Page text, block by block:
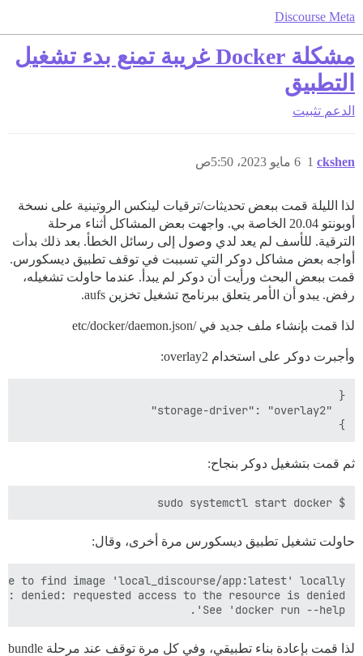
Discourse Meta
مشكلة Docker غريبة تمنع بدء تشغيل
التطبيق
الدعم تثبيت
ckshen 6 مايو 2023، 5:50ص 1
لذا الليلة قمت ببعض تحديثات/ترقيات لينكس الروتينية على نسخة
أوبونتو 20.04 الخاصة بي. واجهت بعض المشاكل أثناء مرحلة
الترقية. للأسف لم يعد لدي وصول إلى رسائل الخطأ. بعد ذلك بدأت
أواجه بعض مشاكل دوكر التي تسببت في توقف تطبيق ديسكورس.
قمت ببعض البحث ورأيت أن دوكر لم يبدأ. عندما حاولت تشغيله،
رفض. يبدو أن الأمر يتعلق ببرنامج تشغيل تخزين aufs.
لذا قمت بإنشاء ملف جديد في /etc/docker/daemon.json
وأجبرت دوكر على استخدام overlay2:
}
ثم قمت بتشغيل دوكر بنجاح:
$ sudo systemctl start docker
حاولت تشغيل تطبيق ديسكورس مرة أخرى، وقال:
See 'docker run --help'.
لذا قمت بإعادة بناء تطبيقي، وفي كل مرة توقف عند مرحلة bundle